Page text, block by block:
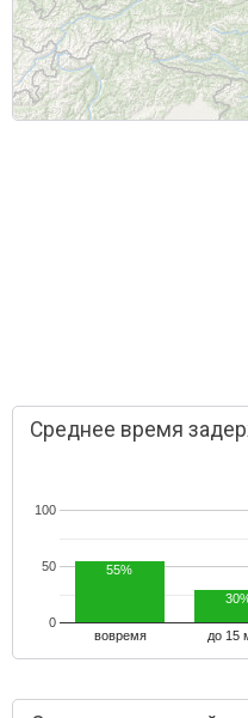
Среднее время
вовремя до 15
0
50
100
55%